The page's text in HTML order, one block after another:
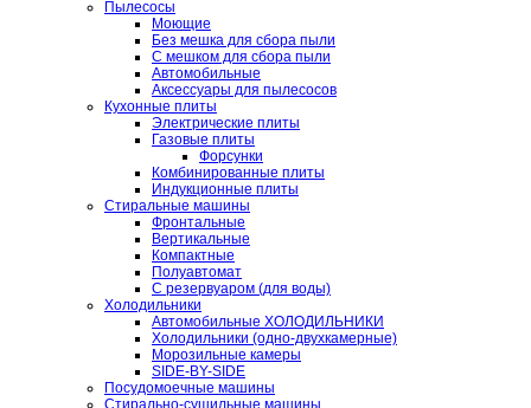
Пылесосы
Моющие
Без мешка для сбора пыли
С мешком для сбора пыли
Автомобильные
Аксессуары для пылесосов
Кухонные плиты
Электрические плиты
Газовые плиты
Форсунки
Комбинированные плиты
Индукционные плиты
Стиральные машины
Фронтальные
Вертикальные
Компактные
Полуавтомат
С резервуаром (для воды)
Холодильники
Автомобильные ХОЛОДИЛЬНИКИ
Холодильники (одно-двухкамерные)
Морозильные камеры
SIDE-BY-SIDE
Посудомоечные машины
Стирально-сушильные машины